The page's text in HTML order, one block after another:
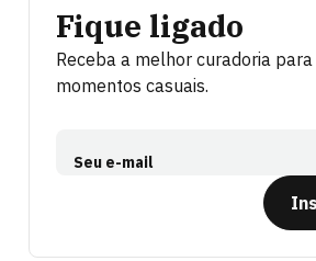
Fique ligado
Receba a melhor curadoria para
momentos casuais.
Seu e-mail